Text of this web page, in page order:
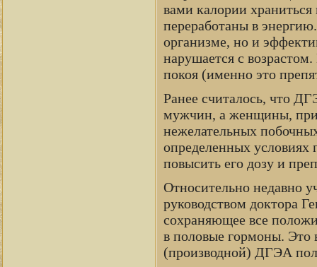
вами калории
переработаны в
организме, но и
нарушается с
покоя (именно это
Ранее считалось, что
мужчин, а женщины,
нежелательных
определенных условиях
повысить его дозу и
Относительно недавно
руководством доктора
сохраняющее все
в половые гормоны. Это
(производной) ДГЭА